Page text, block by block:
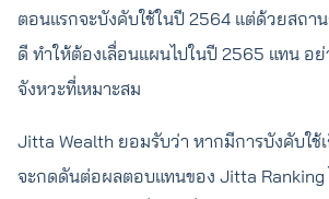
ตอนแรกจะบังคับใช้ในปี 2564 แต่ด้วยสถา
ดี ทำให้ต้องเลื่อนแผนไปในปี 2565 แทน อย่
จังหวะที่เหมาะสม
Jitta Wealth ยอมรับว่า หากมีการบังคับใช้
จะกดดันต่อผลตอบแทนของ Jitta Ranking